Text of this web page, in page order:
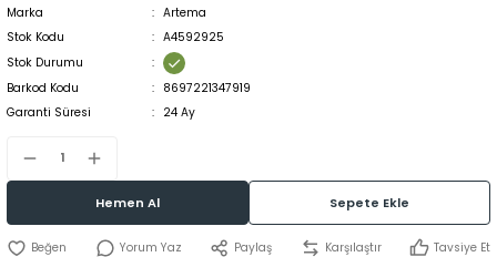
Marka
Artema
Stok Kodu
A4592925
Stok Durumu
Barkod Kodu
8697221347919
Garanti Süresi
24 Ay
Hemen Al Sepete Ekle
Yorum Yaz Paylaş Karşılaştır Tavsiye Et